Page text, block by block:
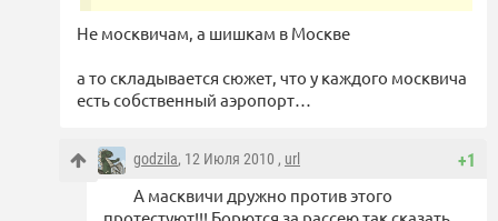
Не москвичам, а шишкам в Москве
а то складывается сюжет, что у каждого москвича
есть собственный аэропорт…
+1
godzila, 12 Июля 2010 , url
А масквичи дружно против этого